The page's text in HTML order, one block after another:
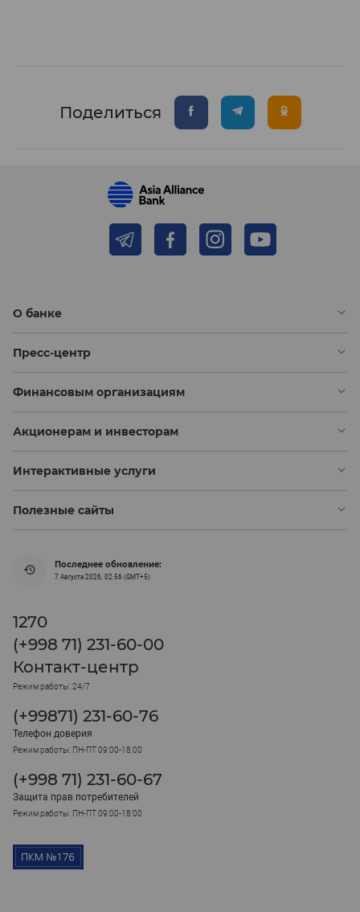
Поделиться
О банке
Пресс-центр
Финансовым организациям
Акционерам и инвесторам
Интерактивные услуги
Полезные сайты
Последнее обновление:
7 Августа 2026, 02:56 (GMT+5)
1270
(+998 71) 231-60-00
Контакт-центр
Режим работы: 24/7
(+99871) 231-60-76
Телефон доверия
Режим работы: ПН-ПТ 09:00-18:00
(+998 71) 231-60-67
Защита прав потребителей
Режим работы: ПН-ПТ 09:00-18:00